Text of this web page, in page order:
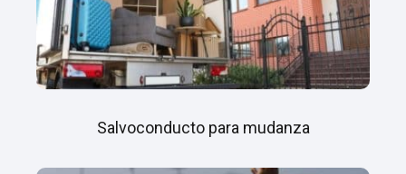
Salvoconducto para mudanza